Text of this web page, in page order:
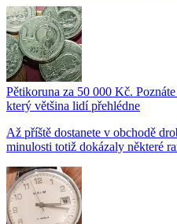
Pětikoruna za 50 000 Kč.
který většina lidí přehlédne
Až příště dostanete v obchodě
minulosti totiž dokázaly některé